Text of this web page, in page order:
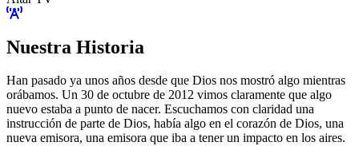
Nuestra Historia
Han pasado ya unos años desde que Dios nos mostró algo mientras
orábamos. Un 30 de octubre de 2012 vimos claramente que algo
nuevo estaba a punto de nacer. Escuchamos con claridad una
instrucción de parte de Dios, había algo en el corazón de Dios, una
nueva emisora, una emisora que iba a tener un impacto en los aires.